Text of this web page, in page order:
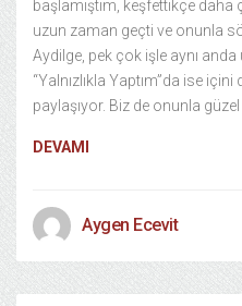
başlamıştım, keşfettikçe
uzun zaman geçti ve onunla
Aydilge, pek çok işle aynı
“Yalnızlıkla Yaptım”da ise
paylaşıyor. Biz de onunla
DEVAMI
Aygen Ecevit